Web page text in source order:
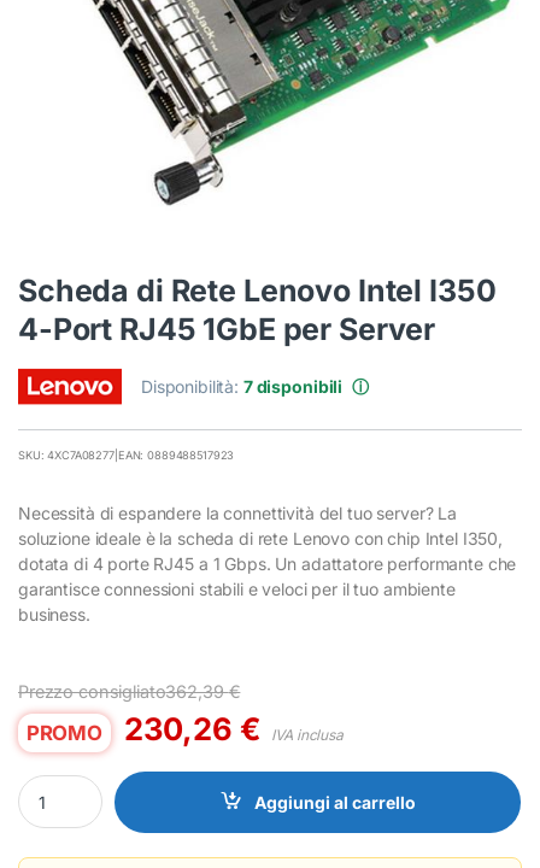
Scheda di Rete Lenovo Intel I350
4-Port RJ45 1GbE per Server
Disponibilità: 7 disponibili ⓘ
SKU: 4XC7A08277| EAN: 0889488517923
Necessità di espandere la connettività del tuo server? La
soluzione ideale è la scheda di rete Lenovo con chip Intel I350,
dotata di 4 porte RJ45 a 1 Gbps. Un adattatore performante che
garantisce connessioni stabili e veloci per il tuo ambiente
business.
Prezzo consigliato362,39€
PROMO 230,26 € IVA inclusa
Scheda di Rete Lenovo Intel I350 4-Port RJ45 1GbE per Server
Aggiungi al carrello